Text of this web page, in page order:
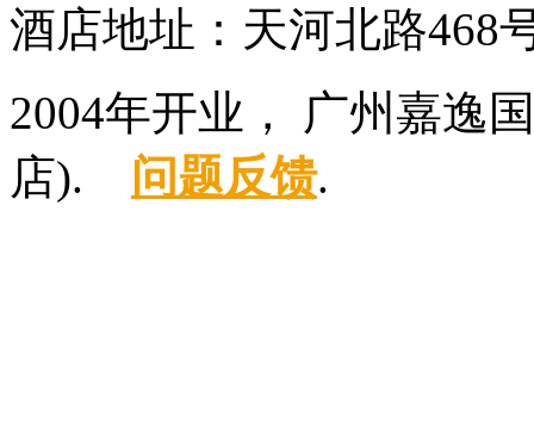
酒店地址：天河北路468
2004年开业， 广州嘉逸
店). 问题反馈.